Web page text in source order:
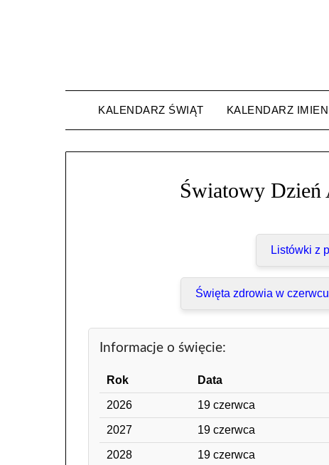
KALENDARZ ŚWIĄT KALENDARZ
Światowy Dzień
Listówki z
Święta zdrowia w czerwcu
Informacje o święcie:
Rok Data
2026 19 czerwca
2027 19 czerwca
2028 19 czerwca